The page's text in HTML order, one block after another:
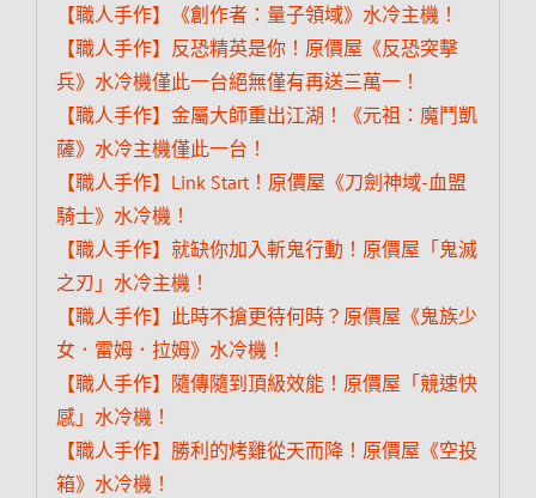
【職人手作】《創作者：量子領域》水冷主機！
【職人手作】反恐精英是你！原價屋《反恐突擊
兵》水冷機僅此一台絕無僅有再送三萬一！
【職人手作】金屬大師重出江湖！《元祖：魔鬥凱
薩》水冷主機僅此一台！
【職人手作】Link Start！原價屋《刀劍神域-血盟
騎士》水冷機！
【職人手作】就缺你加入斬鬼行動！原價屋「鬼滅
之刃」水冷主機！
【職人手作】此時不搶更待何時？原價屋《鬼族少
女．雷姆．拉姆》水冷機！
【職人手作】隨傳隨到頂級效能！原價屋「競速快
感」水冷機！
【職人手作】勝利的烤雞從天而降！原價屋《空投
箱》水冷機！